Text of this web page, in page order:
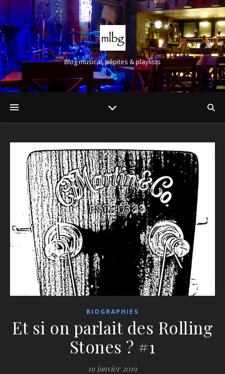
Blog musical, pépites & playlists
BIOGRAPHIES
Et si on parlait des Rolling
Stones ? #1
19 janvier 2019